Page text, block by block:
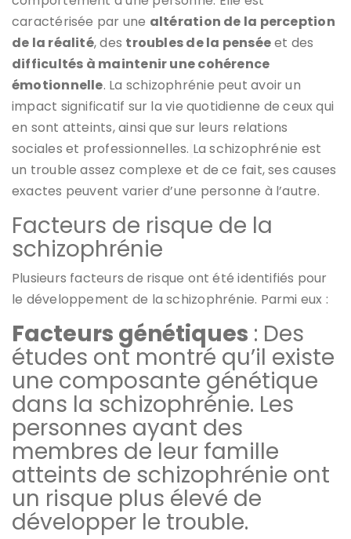
caractérisée par une altération de la perception
de la réalité, des troubles de la penséeet des
difficultés à maintenir une cohérence
émotionnelle. La schizophrénie peut avoir un
impact significatif sur la vie quotidienne de ceux qui
en sont atteints, ainsi que sur leurs relations
sociales et professionnelles. La schizophrénie est
un trouble assez complexe et de ce fait, ses causes
exactes peuvent varier d’une personne à l’autre.
Facteurs de risque de la
schizophrénie
Plusieurs facteurs de risque ont été identifiés pour
le développement de la schizophrénie. Parmi eux :
Facteurs génétiques : Des
études ont montré qu’il existe
une composante génétique
dans la schizophrénie. Les
personnes ayant des
membres de leur famille
atteints de schizophrénie ont
un risque plus élevé de
développer le trouble.